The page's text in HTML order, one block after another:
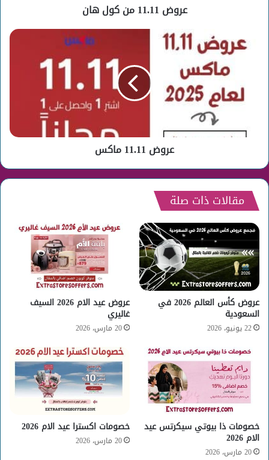
عروض 11.11 من كول هان
11.11
عروض 11.11 ماكس
مقالات ذات صلة
عروض كأس العالم 2026 في
السعودية
22 يونيو، 2026
عروض عيد الام 2026 السيف
غاليري
20 مارس، 2026
خصومات ذا بيوتي سيكرتس عيد
الام 2026
20 مارس، 2026
خصومات اكسترا عيد الام 2026
20 مارس، 2026